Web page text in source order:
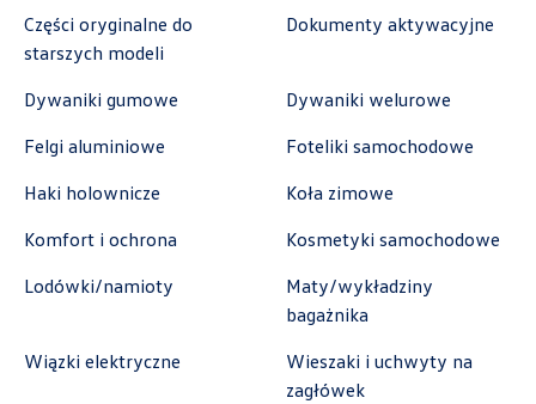
ul. Łódzka 27, Zduńska Wola
+48 609 991 995
Bednarek
+48 426 130 700
Części oryginalne do
starszych modeli
Dokumenty aktywacyjne
Dywaniki gumowe
Dywaniki welurowe
Felgi aluminiowe
Foteliki samochodowe
Haki holownicze
Koła zimowe
Komfort i ochrona
Kosmetyki samochodowe
Lodówki/namioty
Maty/wykładziny
bagażnika
Wiązki elektryczne
Wieszaki i uchwyty na
zagłówek